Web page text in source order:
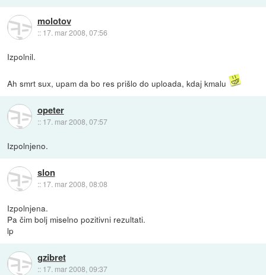
molotov
:: 17. mar 2008, 07:56
Izpolnil.
Ah smrt sux, upam da bo res prišlo do uploada, kdaj kmalu
opeter
:: 17. mar 2008, 07:57
Izpolnjeno.
slon
:: 17. mar 2008, 08:08
Izpolnjena.
Pa čim bolj miselno pozitivni rezultati.
lp
gzibret
:: 17. mar 2008, 09:37